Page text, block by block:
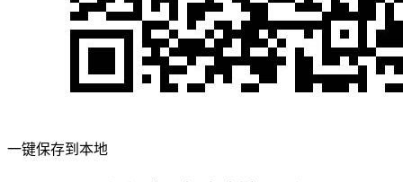
一键保存到本地